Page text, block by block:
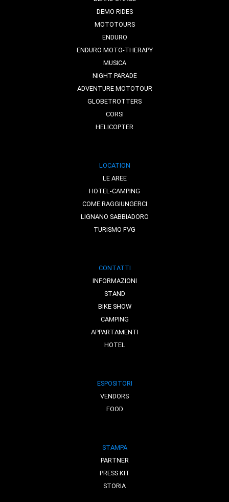
DEMO RIDES
MOTOTOURS
ENDURO
ENDURO MOTO-THERAPY
MUSICA
NIGHT PARADE
ADVENTURE MOTOTOUR
GLOBETROTTERS
CORSI
HELICOPTER
LOCATION
LE AREE
HOTEL-CAMPING
COME RAGGIUNGERCI
LIGNANO SABBIADORO
TURISMO FVG
CONTATTI
INFORMAZIONI
STAND
BIKE SHOW
CAMPING
APPARTAMENTI
HOTEL
ESPOSITORI
VENDORS
FOOD
STAMPA
PARTNER
PRESS KIT
STORIA